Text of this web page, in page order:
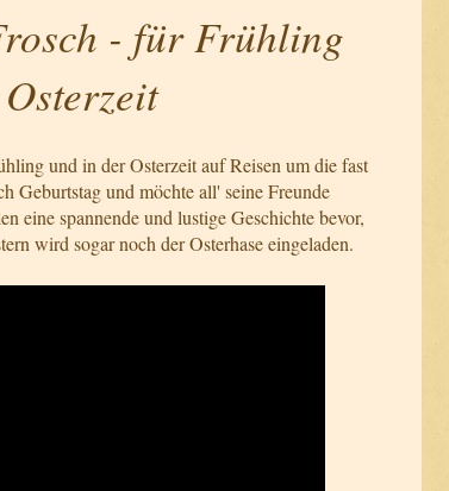
- für Frühling
und in der Osterzeit auf Reisen um die fast
Geburtstag und möchte all' seine Freunde
eine spannende und lustige Geschichte bevor,
wird sogar noch der Osterhase eingeladen.